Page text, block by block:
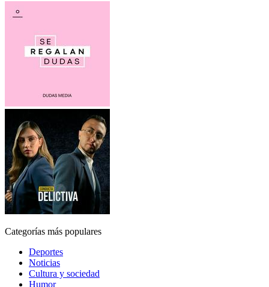
Categorías más populares
Deportes
Noticias
Cultura y sociedad
Humor